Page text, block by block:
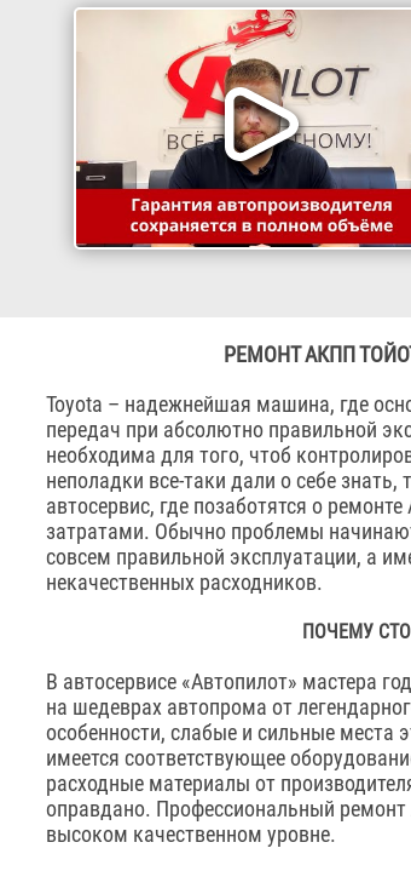
РЕМОНТ АКПП
Toyota – надежнейшая машина, где
передач при абсолютно правильной
необходима для того, чтоб
неполадки все-таки дали о себе
автосервис, где позаботятся о
затратами. Обычно проблемы
совсем правильной эксплуатации, а
некачественных расходников.
ПОЧЕМУ
В автосервисе «Автопилот» мастера
на шедеврах автопрома от
особенности, слабые и сильные места
имеется соответствующее
расходные материалы от
оправдано. Профессиональный
высоком качественном уровне.